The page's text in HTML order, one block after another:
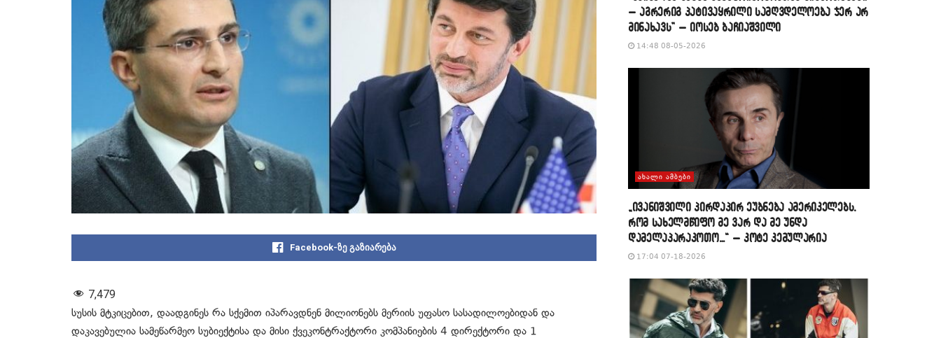
Facebook-ზე გაზიარება
7,479
სუსის მტკიცებით, დაადგინეს რა სქემით იპარავდნენ მილიონებს მერიის უფასო სასადილოებიდან და
დაკავებულია სამეწარმეო სუბიექტისა და მისი ქვეკონტრაქტორი კომპანიების 4 დირექტორი და 1
– აგრერიგ პატივაყრილი სამღვდელოება ჯერ არ
მინახავს” – იოსებ ბაჩიაშვილი
14:48 08-05-2026
ᲐᲮᲐᲚᲘ ᲐᲛᲑᲔᲑᲘ
„ივანიშვილი პირდაპირ ეუბნება ამერიკელებს,
რომ სახელმწიფო მე ვარ და მე უნდა
დამელაპარაკოთო…“ – კოტე კემულარია
17:04 07-18-2026